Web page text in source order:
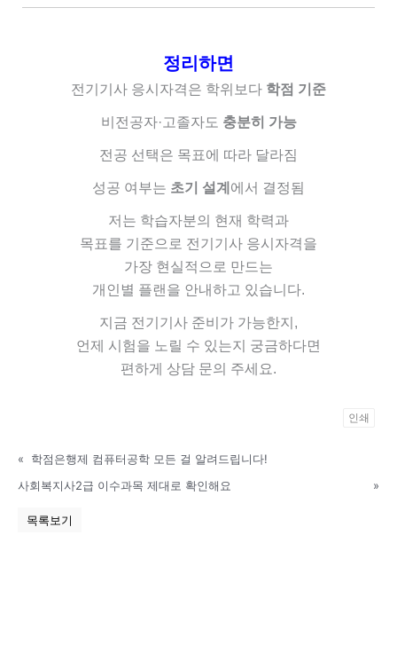
정리하면
전기기사 응시자격은 학위보다 학점 기준
비전공자·고졸자도 충분히 가능
전공 선택은 목표에 따라 달라짐
성공 여부는 초기 설계 에서 결정됨
저는 학습자분의 현재 학력과
목표를 기준으로 전기기사 응시자격을
가장 현실적으로 만드는
개인별 플랜을 안내하고 있습니다.
지금 전기기사 준비가 가능한지,
언제 시험을 노릴 수 있는지 궁금하다면
편하게 상담 문의 주세요.
인쇄
«
학점은행제 컴퓨터공학 모든 걸 알려드립니다!
사회복지사2급 이수과목 제대로 확인해요
»
목록보기